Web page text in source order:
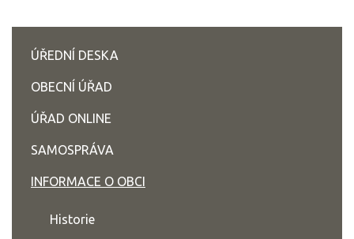
ÚŘEDNÍ DESKA
OBECNÍ ÚŘAD
ÚŘAD ONLINE
SAMOSPRÁVA
INFORMACE O OBCI
Historie